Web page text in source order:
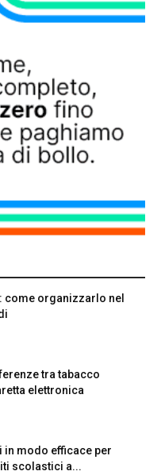
come organizzarlo nel
tra tabacco
elettronica
in modo efficace per
scolastici a...